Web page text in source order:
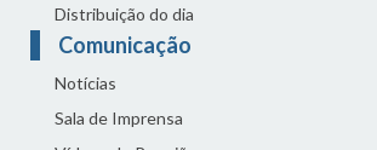
Distribuição do dia
Comunicação
Notícias
Sala de Imprensa